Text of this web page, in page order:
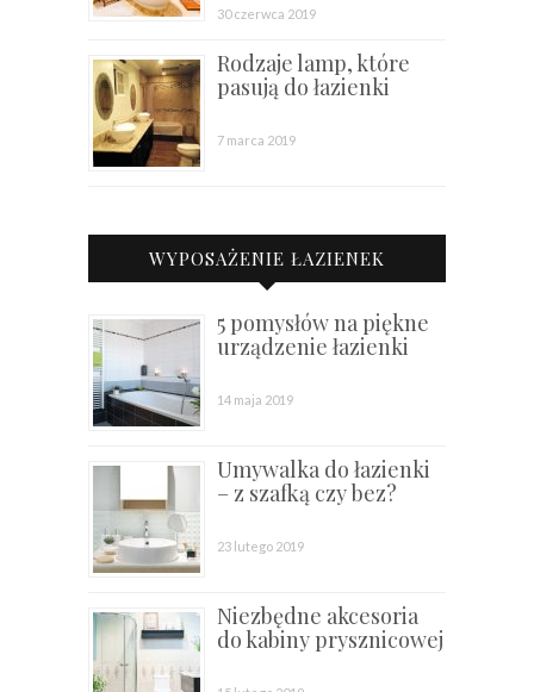
30 czerwca 2019
Rodzaje lamp, które
pasują do łazienki
7 marca 2019
WYPOSAŻENIE ŁAZIENEK
5 pomysłów na piękne
urządzenie łazienki
14 maja 2019
Umywalka do łazienki
– z szafką czy bez?
23 lutego 2019
Niezbędne akcesoria
do kabiny prysznicowej